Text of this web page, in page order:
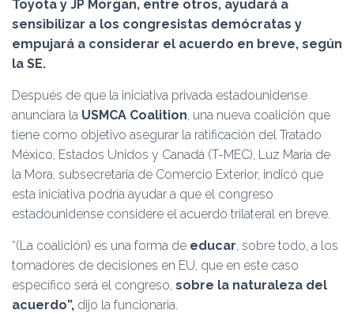
Ó
Toyota y JP Morgan, entre otros, ayudará a
sensibilizar a los congresistas demócratas y
empujará a considerar el acuerdo en breve, según
la SE.
Después de que la iniciativa privada estadounidense
anunciara la USMCA Coalition, una nueva coalición que
tiene como objetivo asegurar la ratificación del Tratado
México, Estados Unidos y Canadá (T-MEC), Luz María de
la Mora, subsecretaria de Comercio Exterior, indicó que
esta iniciativa podría ayudar a que el congreso
estadounidense considere el acuerdo trilateral en breve.
“(La coalición) es una forma de educar, sobre todo, a los
tomadores de decisiones en EU, que en este caso
específico será el congreso, sobre la naturaleza del
acuerdo”, dijo la funcionaria.